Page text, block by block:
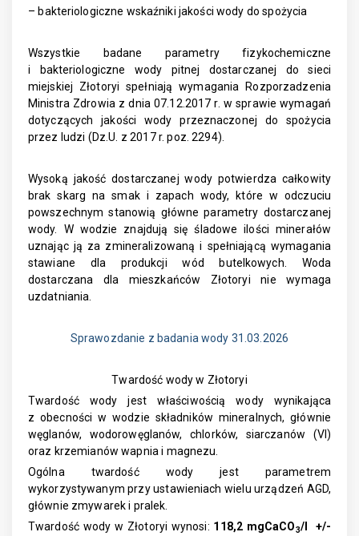
– bakteriologiczne wskaźniki jakości wody do spożycia
Wszystkie badane parametry fizykochemiczne
i bakteriologiczne wody pitnej dostarczanej do sieci
miejskiej Złotoryi spełniają wymagania Rozporzadzenia
Ministra Zdrowia z dnia 07.12.2017 r. w sprawie wymagań
dotyczących jakości wody przeznaczonej do spożycia
przez ludzi (Dz.U. z 2017 r. poz. 2294).
Wysoką jakość dostarczanej wody potwierdza całkowity
brak skarg na smak i zapach wody, które w odczuciu
powszechnym stanowią główne parametry dostarczanej
wody. W wodzie znajdują się śladowe ilości minerałów
uznając ją za zmineralizowaną i spełniającą wymagania
stawiane dla produkcji wód butelkowych. Woda
dostarczana dla mieszkańców Złotoryi nie wymaga
uzdatniania.
Sprawozdanie z badania wody 31.03.2026
Twardość wody w Złotoryi
Twardość wody jest właściwością wody wynikająca
z obecności w wodzie składników mineralnych, głównie
węglanów, wodorowęglanów, chlorków, siarczanów (VI)
oraz krzemianów wapnia i magnezu.
Ogólna twardość wody jest parametrem
wykorzystywanym przy ustawieniach wielu urządzeń AGD,
głównie zmywarek i pralek.
Twardość wody w Złotoryi wynosi: 118,2 mgCaCO3/l +/-